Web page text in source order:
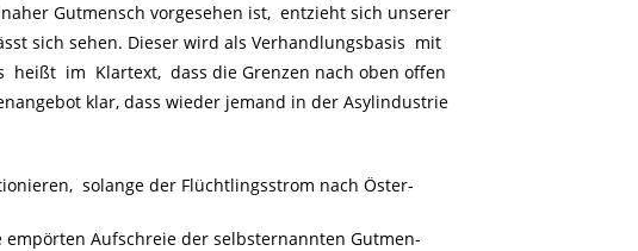
Gutmensch vorgesehen ist, entzieht sich unserer
sich sehen. Dieser wird als Verhandlungsbasis mit
im Klartext, dass die Grenzen nach oben offen
klar, dass wieder jemand in der Asylindustrie
solange der Flüchtlingsstrom nach Öster-
Aufschreie der selbsternannten Gutmen-